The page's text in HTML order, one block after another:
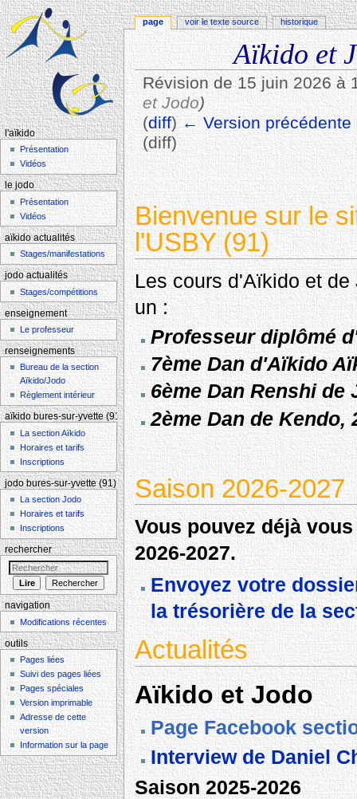
Aïkido et
Révision de 15 juin 2026 à
et Jodo)
(diff) ← Version précédente
(diff)
Aller à :navigation rechercher
Bienvenue sur le
l'USBY (91)
Les cours d'Aïkido et
un :
Professeur diplômé
7ème Dan d'Aïkido
6ème Dan Renshi de
2ème Dan de Kendo,
Saison 2026-2027
Vous pouvez déjà
2026-2027.
Envoyez votre
la trésorière de la
Actualités
Aïkido et Jodo
Page Facebook
Interview de Daniel
Saison 2025-2026
page voir le texte source historique
l'aïkido
Présentation
Vidéos
le jodo
Présentation
Vidéos
aïkido actualités
Stages/manifestations
jodo actualités
Stages/compétitions
enseignement
Le professeur
renseignements
Bureau de la section
Aïkido/Jodo
Règlement intérieur
aïkido bures-sur-yvette (91)
La section Aïkido
Horaires et tarifs
Inscriptions
jodo bures-sur-yvette (91)
La section Jodo
Horaires et tarifs
Inscriptions
rechercher
navigation
Modifications récentes
outils
Pages liées
Suivi des pages liées
Pages spéciales
Version imprimable
Adresse de cette
version
Information sur la page